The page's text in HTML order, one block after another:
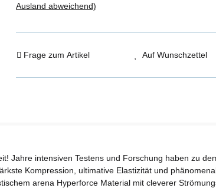
Ausland abweichend)
Frage zum Artikel Auf Wunschzettel
Jahre intensiven Testens und Forschung haben zu
Kompression, ultimative Elastizität und
arena Hyperforce Material mit cleverer